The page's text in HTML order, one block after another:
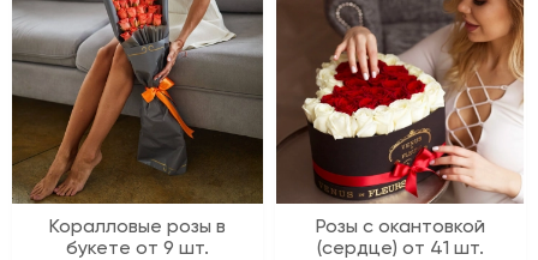
Коралловые розы в
букете от 9 шт.
Розы с окантовкой
(сердце) от 41 шт.